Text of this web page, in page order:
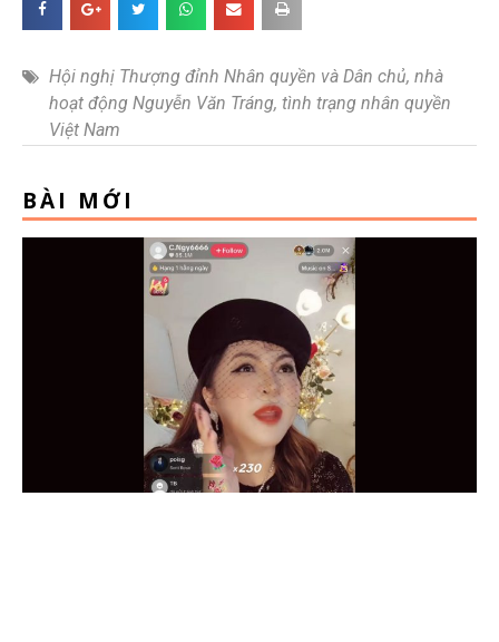
Hội nghị Thượng đỉnh Nhân quyền và Dân chủ, nhà
hoạt động Nguyễn Văn Tráng, tình trạng nhân quyền
Việt Nam
BÀI MỚI